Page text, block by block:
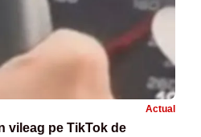
Actual
vileag pe TikTok de